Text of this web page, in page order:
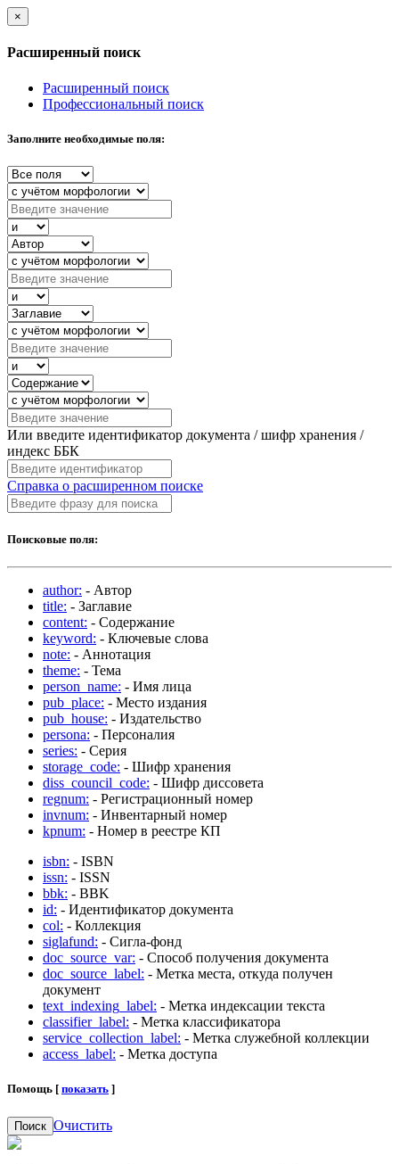
×
Расширенный поиск
Расширенный поиск
Профессиональный поиск
Заполните необходимые поля:
Или введите идентификатор документа / шифр хранения /
индекс ББК
Справка о расширенном поиске
Поисковые поля:
author: - Автор
title: - Заглавие
content: - Содержание
keyword: - Ключевые слова
note: - Аннотация
theme: - Тема
person_name: - Имя лица
pub_place: - Место издания
pub_house: - Издательство
persona: - Персоналия
series: - Серия
storage_code: - Шифр хранения
diss_council_code: - Шифр диссовета
regnum: - Регистрационный номер
invnum: - Инвентарный номер
kpnum: - Номер в реестре КП
isbn: - ISBN
issn: - ISSN
bbk: - BBK
id: - Идентификатор документа
col: - Коллекция
siglafund: - Сигла-фонд
doc_source_var: - Способ получения документа
doc_source_label: - Метка места, откуда получен
документ
text_indexing_label: - Метка индексации текста
classifier_label: - Метка классификатора
service_collection_label: - Метка служебной коллекции
access_label: - Метка доступа
Помощь [ показать ]
Поиск Очистить